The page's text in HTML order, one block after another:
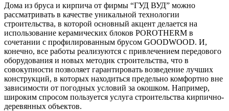
Дома из бруса и кирпича от фирмы “ГУД ВУД” можно
рассматривать в качестве уникальной технологии
строительства, в которой основный акцент делается на
использование керамических блоков POROTHERM в
сочетании с профилированным брусом GOODWOOD. И,
конечно, все работы реализуются с привлечением передового
оборудования и новых методик строительства, что в
совокупности позволяет гарантировать возведение лучших
конструкций, в которых находиться предельно комфортно вне
зависимости от погодных условий за окошком. Например,
широким спросом пользуется услуга строительства кирпично-
деревянных объектов.